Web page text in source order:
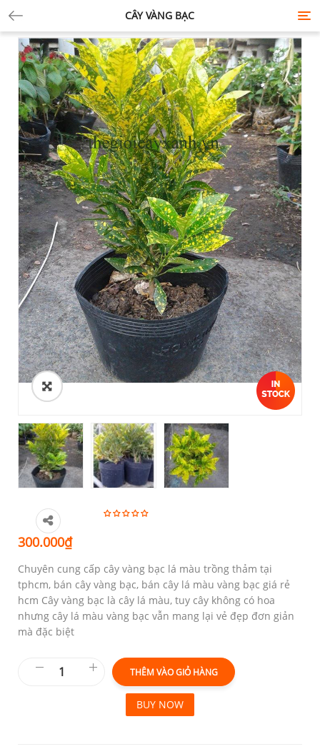
CÂY VÀNG BẠC
300.000₫
Chuyên cung cấp cây vàng bạc lá màu trồng thảm tại
tphcm, bán cây vàng bạc, bán cây lá màu vàng bạc giá rẻ
hcm Cây vàng bạc là cây lá màu, tuy cây không có hoa
nhưng cây lá màu vàng bạc vẫn mang lại vẻ đẹp đơn giản
mà đặc biệt
THÊM VÀO GIỎ HÀNG
BUY NOW